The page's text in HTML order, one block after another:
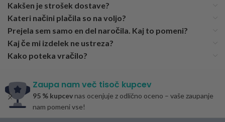
Kakšen je strošek dostave?
Kateri načini plačila so na voljo?
Prejela sem samo en del naročila. Kaj to pomeni?
Kaj če mi izdelek ne ustreza?
Kako poteka vračilo?
Zaupa nam več tisoč kupcev
95 % kupcev nas ocenjuje z odlično oceno – vaše zaupanje
nam pomeni vse!